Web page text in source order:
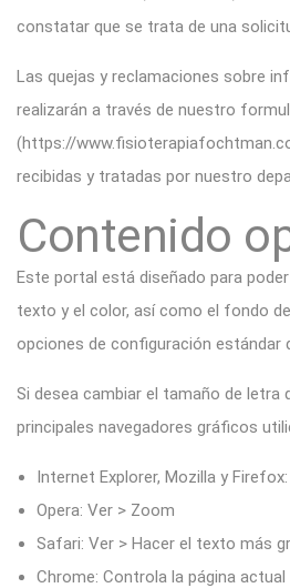
constatar que se trata de una
Las quejas y reclamaciones sobre
realizarán a través de nuestro
(https://
recibidas y tratadas por nuestro
Contenido
Este portal está diseñado para
texto y el color, así como el fondo
opciones de configuración estándar
Si desea cambiar el tamaño de letra
principales navegadores gráficos
Internet Explorer, Mozilla y
Opera: Ver > Zoom
Safari: Ver > Hacer el texto más
Chrome: Controla la página